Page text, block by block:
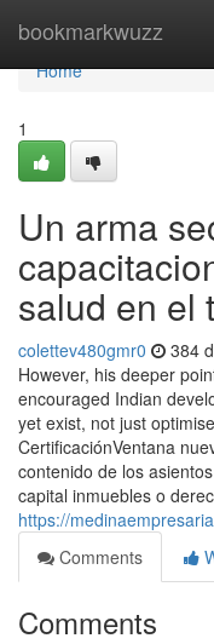
bookmarkwuzz
Home
Home
1
Un arma
salud en el
colettev480gmr0 384
However, his deeper
encouraged Indian
yet exist, not just
CertificaciónVentana
contenido de los
capital inmuebles o
https://
Comments
Comments